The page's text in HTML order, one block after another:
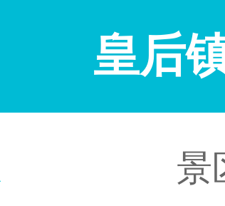
皇后
景